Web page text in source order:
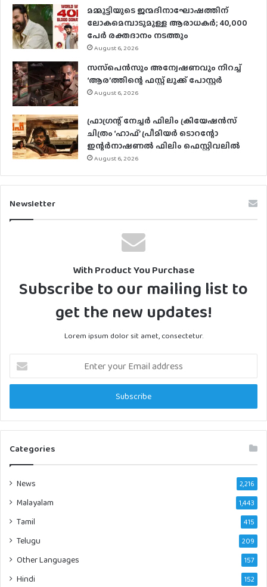
മമ്മൂട്ടിയുടെ ജന്മദിനാഘോഷത്തിന്
ലോകമെമ്പാടുമുള്ള ആരാധകര്‍; 40,000
പേര്‍ രക്തദാനം നടത്തും
August 6, 2026
സസ്‌പെന്‍സും അന്വേഷണവും നിറച്ച്
‘ആര’ത്തിന്റെ ഫസ്റ്റ് ലുക്ക് പോസ്റ്റര്‍
August 6, 2026
ഫ്രാഗ്രന്റ് നേച്ചര്‍ ഫിലിം ക്രിയേഷന്‍സ്
ചിത്രം ‘ഹാഫ്’ പ്രീമിയര്‍ ടൊറന്റോ
ഇന്റര്‍നാഷണല്‍ ഫിലിം ഫെസ്റ്റിവലില്‍
August 6, 2026
Newsletter
With Product You Purchase
Subscribe to our mailing list to
get the new updates!
Lorem ipsum dolor sit amet, consectetur.
Enter
your
Email
Categories
News 2,216
Malayalam 1,443
Tamil 415
Telugu 209
Other Languages 157
Hindi 152